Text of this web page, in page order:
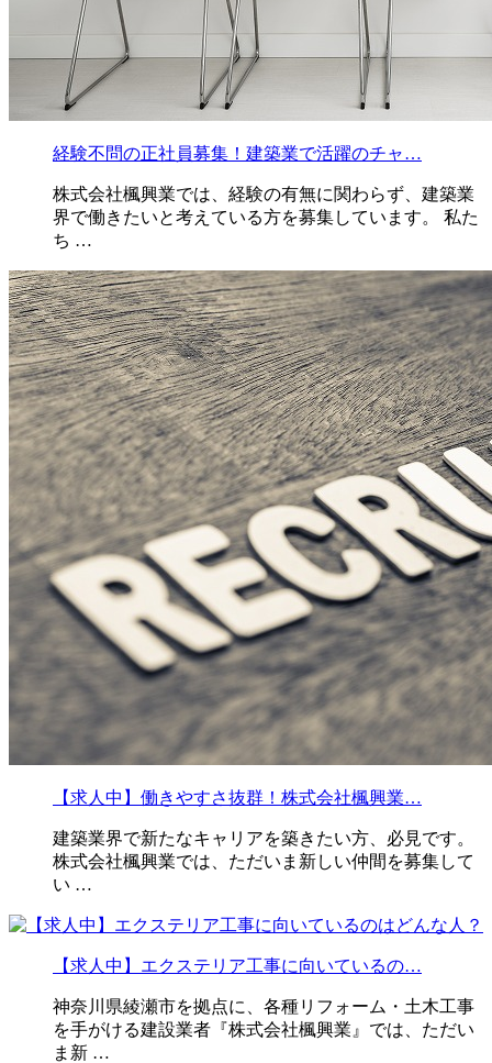
経験不問の正社員募集！建築業で活躍のチャ…
株式会社楓興業では、経験の有無に関わらず、建築業
界で働きたいと考えている方を募集しています。 私た
ち …
【求人中】働きやすさ抜群！株式会社楓興業…
建築業界で新たなキャリアを築きたい方、必見です。
株式会社楓興業では、ただいま新しい仲間を募集して
い …
【求人中】エクステリア工事に向いているの…
神奈川県綾瀬市を拠点に、各種リフォーム・土木工事
を手がける建設業者『株式会社楓興業』では、ただい
ま新 …